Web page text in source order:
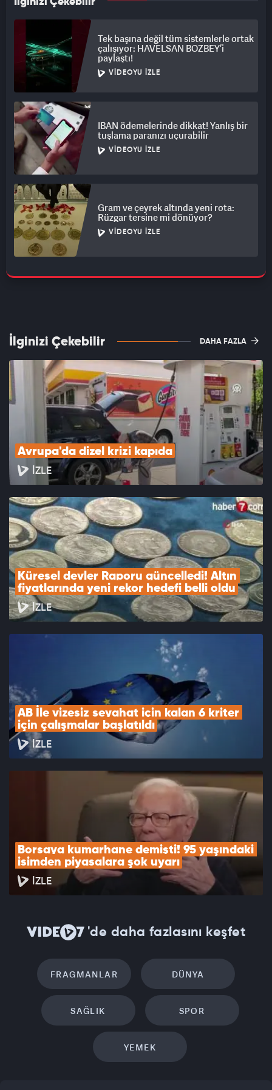
Tek başına değil tüm sistemlerle ortak
çalışıyor: HAVELSAN BOZBEY’i
paylaştı!
VIDEOYU İZLE
IBAN ödemelerinde dikkat! Yanlış bir
tuşlama paranızı uçurabilir
VIDEOYU İZLE
Gram ve çeyrek altında yeni rota:
Rüzgar tersine mi dönüyor?
VIDEOYU İZLE
İlginizi Çekebilir DAHA FAZLA
Avrupa'da dizel krizi kapıda
İZLE
Küresel devler Raporu güncelledi! Altın
fiyatlarında yeni rekor hedefi belli oldu
İZLE
AB İle vizesiz seyahat için kalan 6 kriter
için çalışmalar başlatıldı
İZLE
Borsaya kumarhane demişti! 95 yaşındaki
isimden piyasalara şok uyarı
İZLE
'de daha fazlasını keşfet
FRAGMANLAR DÜNYA
SAĞLIK SPOR
YEMEK